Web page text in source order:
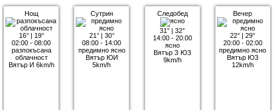
Нощ
16°| 19°
02:00 - 08:00
разпокъсана
облачност
Вятър И 6km/h
Сутрин
21°| 30°
08:00 - 14:00
предимно ясно
Вятър ЮИ
5km/h
Следобед
31° |32°
14:00 - 20:00
ясно
Вятър З ЮЗ
9km/h
Вечер
22° |29°
20:00 - 02:00
предимно ясно
Вятър ЮЗ
12km/h